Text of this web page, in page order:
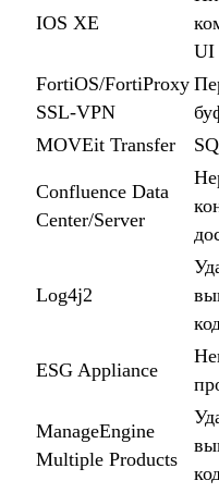
IOS XE
UI
FortiOS/FortiProxy
SSL-VPN
MOVEit Transfer
Confluence Data
Center/Server
Log4j2
ESG Appliance
ManageEngine
Multiple Products